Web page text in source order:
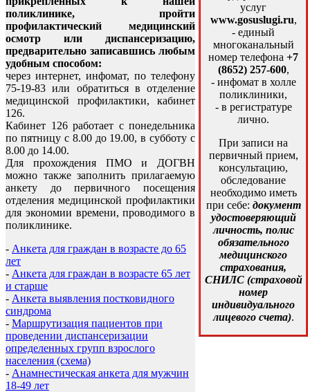
поликлинике, пройти
профилактический медицинский
осмотр или диспансеризацию,
предварительно записавшись любым
удобным способом:
через интернет, инфомат, по телефону
75-19-83 или обратиться в отделение
медицинской профилактики, кабинет
126.
Кабинет 126 работает с понедельника
по пятницу с 8.00 до 19.00, в субботу с
8.00 до 14.00.
Для прохождения ПМО и ДОГВН
можно также заполнить прилагаемую
анкету до первичного посещения
отделения медицинской профилактики
для экономии времени, проводимого в
поликлинике.
- Анкета для граждан в возрасте до 65
лет
- Анкета для граждан в возрасте 65 лет
и старше
- Анкета выявления постковидного
синдрома
- Маршрутизация пациентов при
проведении диспансеризации
определенных групп взрослого
населения (схема)
- Анамнестическая анкета для мужчин
18-49 лет
услуг
www.gosuslugi.ru,
- единый
многоканальный
номер телефона +7
(8652) 257-600,
- инфомат в холле
поликлиники,
- в регистратуре
лично.
При записи на
первичный прием,
консультацию,
обследование
необходимо иметь
при себе: документ
удостоверяющий
личность, полис
обязательного
медицинского
страхования,
СНИЛС (страховой
номер
индивидуального
лицевого счета).